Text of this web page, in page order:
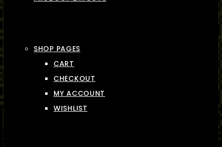
SHOP PAGES
CART
CHECKOUT
MY ACCOUNT
WISHLIST